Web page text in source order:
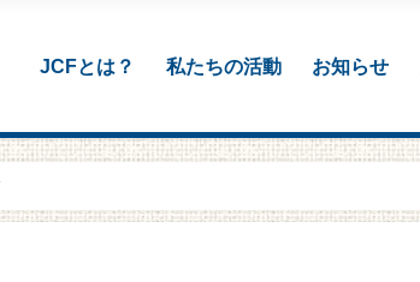
JCFとは？ 私たちの活動 お知らせ